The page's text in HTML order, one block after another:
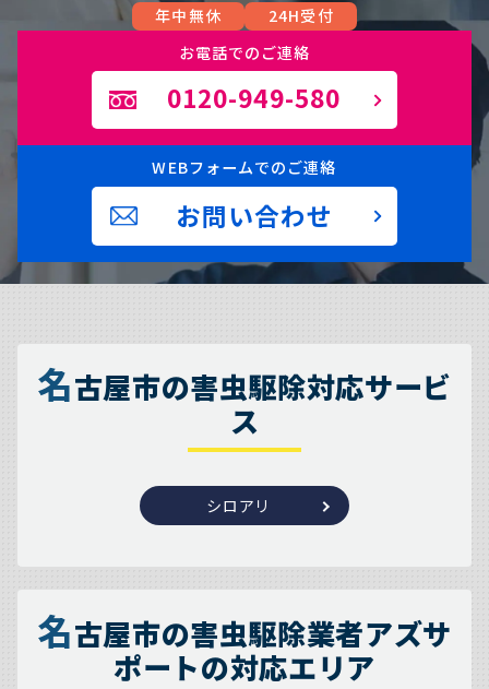
年中無休
24H受付
お電話でのご連絡
0120-949-580
WEBフォームでのご連絡
お問い合わせ
名古屋市の害虫駆除対応サービ
ス
シロアリ
名古屋市の害虫駆除業者アズサ
ポートの対応エリア